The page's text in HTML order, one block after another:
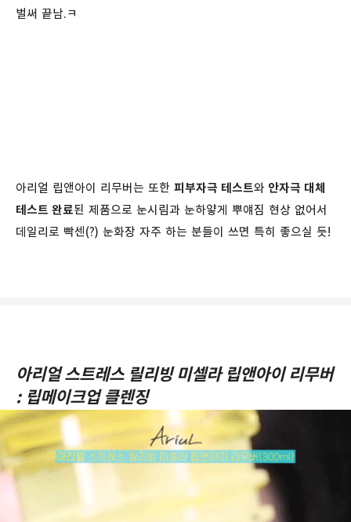
벌써 끝남.ㅋ
아리얼 립앤아이 리무버는 또한 피부자극 테스트와 안자극 대체
테스트 완료된 제품으로 눈시림과 눈하얗게 뿌얘짐 현상 없어서
데일리로 빡센(?) 눈화장 자주 하는 분들이 쓰면 특히 좋으실 듯!
아리얼 스트레스 릴리빙 미셀라 립앤아이 리무버
: 립메이크업 클렌징